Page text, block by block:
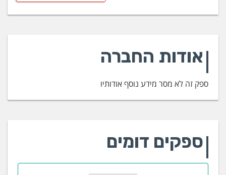
אודות החברה
ספק זה לא מסר מידע נוסף אודותיו
ספקים דומים